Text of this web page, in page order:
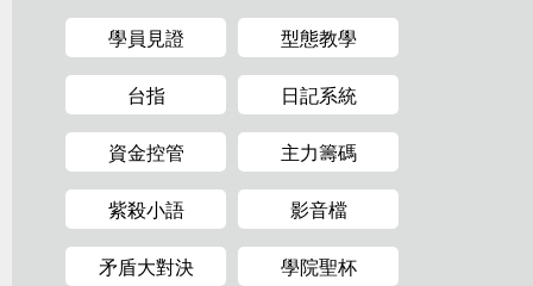
學員見證 型態教學
台指 日記系統
資金控管 主力籌碼
紫殺小語 影音檔
矛盾大對決 學院聖杯